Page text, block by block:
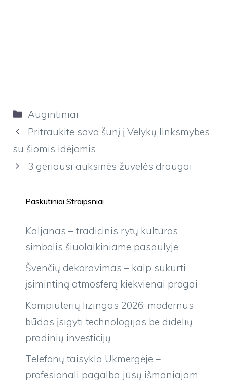
Kategorijos
Augintiniai
Pritraukite savo šunį į Velykų linksmybes
su šiomis idėjomis
3 geriausi auksinės žuvelės draugai
Paskutiniai Straipsniai
Kaljanas – tradicinis rytų kultūros
simbolis šiuolaikiniame pasaulyje
Švenčių dekoravimas – kaip sukurti
įsimintiną atmosferą kiekvienai progai
Kompiuterių lizingas 2026: modernus
būdas įsigyti technologijas be didelių
pradinių investicijų
Telefonų taisykla Ukmergėje –
profesionali pagalba jūsų išmaniajam